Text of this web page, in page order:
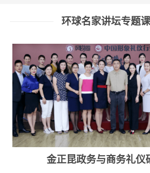
环球名家讲坛专题
金正昆政务与商务礼仪